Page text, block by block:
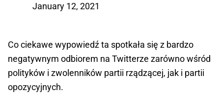
January 12, 2021
Co ciekawe wypowiedź ta spotkała się z bardzo
negatywnym odbiorem na Twitterze zarówno wśród
polityków i zwolenników partii rządzącej, jak i partii
opozycyjnych.